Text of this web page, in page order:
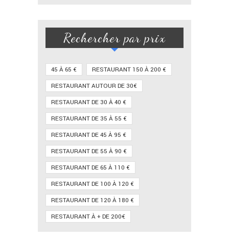
Rechercher par prix
45 À 65 €
RESTAURANT 150 À 200 €
RESTAURANT AUTOUR DE 30€
RESTAURANT DE 30 À 40 €
RESTAURANT DE 35 À 55 €
RESTAURANT DE 45 À 95 €
RESTAURANT DE 55 À 90 €
RESTAURANT DE 65 À 110 €
RESTAURANT DE 100 À 120 €
RESTAURANT DE 120 À 180 €
RESTAURANT À + DE 200€